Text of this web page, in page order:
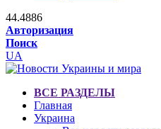
44.4886
Авторизация
Поиск
UA
ВСЕ РАЗДЕЛЫ
Главная
Украина